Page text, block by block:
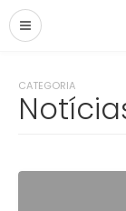
CATEGORIA